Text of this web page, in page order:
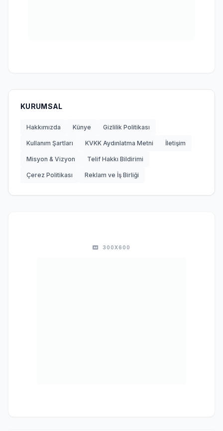
KURUMSAL
Hakkımızda Künye Gizlilik Politikası
Kullanım Şartları KVKK Aydınlatma Metni İletişim
Misyon & Vizyon Telif Hakkı Bildirimi
Çerez Politikası Reklam ve İş Birliği
300X600